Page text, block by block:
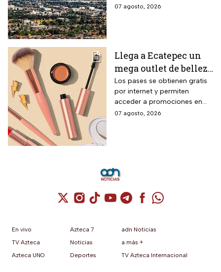
para que se integren más
07 agosto, 2026
Llega a Ecatepec un
mega outlet de belleza
con entrada gratis y
descuentos de hasta el
80% durante 5 días
consecutivos en
Los pases se obtienen gratis
por internet y permiten
acceder a promociones en
maquillaje, perfumes y
07 agosto, 2026
Cuenta de X / Twitter (se abre en una
Cuenta de Instagram (se abre en una
Cuenta de TikTok (se abre en
Cuenta de YouTube (se abre
Cuenta de Telegram (se
Cuenta de
Cuenta de
En vivo
TV Azteca
Azteca UNO
Azteca 7
Noticias
Deportes
adn Noticias
a más +
TV Azteca Internacional